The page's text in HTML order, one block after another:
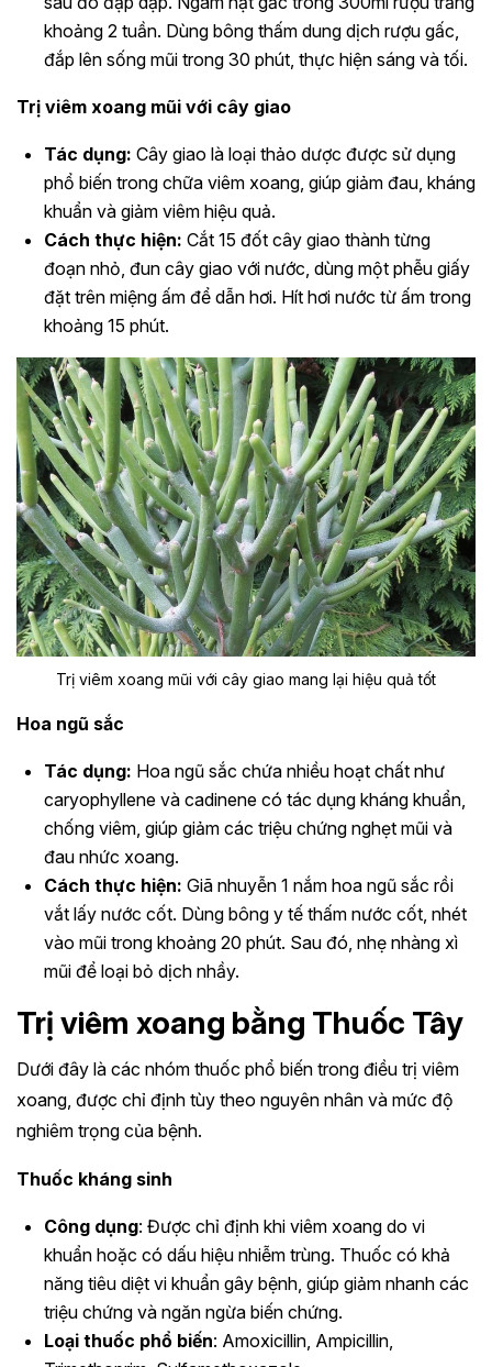
khoảng 2 tuần. Dùng bông thấm dung dịch rượu gấc,
đắp lên sống mũi trong 30 phút, thực hiện sáng và tối.
Trị viêm xoang mũi với cây giao
Tác dụng: Cây giao là loại thảo dược được sử dụng
phổ biến trong chữa viêm xoang, giúp giảm đau, kháng
khuẩn và giảm viêm hiệu quả.
Cách thực hiện: Cắt 15 đốt cây giao thành từng
đoạn nhỏ, đun cây giao với nước, dùng một phễu giấy
đặt trên miệng ấm để dẫn hơi. Hít hơi nước từ ấm trong
khoảng 15 phút.
Trị viêm xoang mũi với cây giao mang lại hiệu quả tốt
Hoa ngũ sắc
Tác dụng: Hoa ngũ sắc chứa nhiều hoạt chất như
caryophyllene và cadinene có tác dụng kháng khuẩn,
chống viêm, giúp giảm các triệu chứng nghẹt mũi và
đau nhức xoang.
Cách thực hiện: Giã nhuyễn 1 nắm hoa ngũ sắc rồi
vắt lấy nước cốt. Dùng bông y tế thấm nước cốt, nhét
vào mũi trong khoảng 20 phút. Sau đó, nhẹ nhàng xì
mũi để loại bỏ dịch nhầy.
Trị viêm xoang bằng Thuốc Tây
Dưới đây là các nhóm thuốc phổ biến trong điều trị viêm
xoang, được chỉ định tùy theo nguyên nhân và mức độ
nghiêm trọng của bệnh.
Thuốc kháng sinh
Công dụng: Được chỉ định khi viêm xoang do vi
khuẩn hoặc có dấu hiệu nhiễm trùng. Thuốc có khả
năng tiêu diệt vi khuẩn gây bệnh, giúp giảm nhanh các
triệu chứng và ngăn ngừa biến chứng.
Loại thuốc phổ biến: Amoxicillin, Ampicillin,